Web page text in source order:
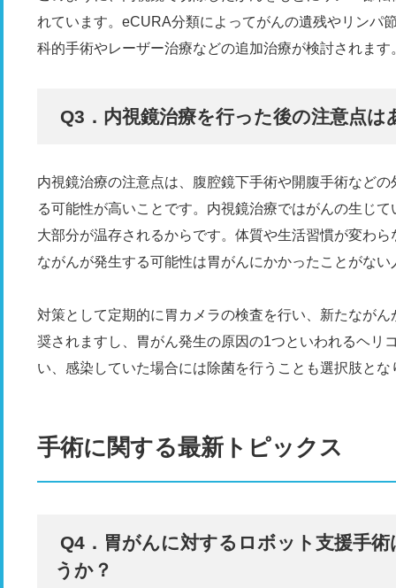
れています。eCURA分類によってがんの遺残やリンパ
科的手術やレーザー治療などの追加治療が検討されます
Q3．内視鏡治療を行った後の注意点
内視鏡治療の注意点は、腹腔鏡下手術や開腹手術など
る可能性が高いことです。内視鏡治療ではがんの生じ
大部分が温存されるからです。体質や生活習慣が変わ
ながんが発生する可能性は胃がんにかかったことがな
対策として定期的に胃カメラの検査を行い、新たなが
奨されますし、胃がん発生の原因の1つといわれるヘリ
い、感染していた場合には除菌を行うことも選択肢とな
手術に関する最新トピックス
Q4．胃がんに対するロボット支援手
うか？